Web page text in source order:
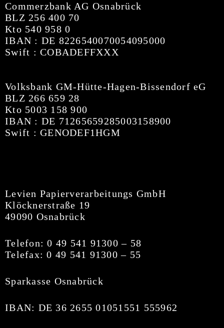
Commerzbank AG Osnabrück
BLZ 256 400 70
Kto 540 958 0
IBAN : DE 8226540070054095000
Swift : COBADEFFXXX
Volksbank GM-Hütte-Hagen-Bissendorf eG
BLZ 266 659 28
Kto 5003 158 900
IBAN : DE 71265659285003158900
Swift : GENODEF1HGM
Levien Papierverarbeitungs GmbH
Klöcknerstraße 19
49090 Osnabrück
Telefon: 0 49 541 91300 – 58
Telefax: 0 49 541 91300 – 55
Sparkasse Osnabrück
IBAN: DE 36 2655 01051551 555962